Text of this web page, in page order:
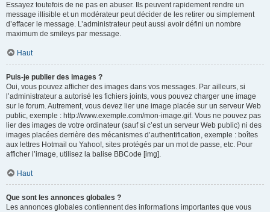
Essayez toutefois de ne pas en abuser. Ils peuvent rapidement rendre un
message illisible et un modérateur peut décider de les retirer ou simplement
d’effacer le message. L’administrateur peut aussi avoir défini un nombre
maximum de smileys par message.
Haut
Puis-je publier des images ?
Oui, vous pouvez afficher des images dans vos messages. Par ailleurs, si
l’administrateur a autorisé les fichiers joints, vous pouvez charger une image
sur le forum. Autrement, vous devez lier une image placée sur un serveur Web
public, exemple : http://www.exemple.com/mon-image.gif. Vous ne pouvez pas
lier des images de votre ordinateur (sauf si c’est un serveur Web public) ni des
images placées derrière des mécanismes d’authentification, exemple : boîtes
aux lettres Hotmail ou Yahoo!, sites protégés par un mot de passe, etc. Pour
afficher l’image, utilisez la balise BBCode [img].
Haut
Que sont les annonces globales ?
Les annonces globales contiennent des informations importantes que vous